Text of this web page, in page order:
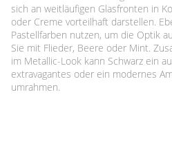
sich an weitläufigen Glasfronten in
oder Creme vorteilhaft darstellen.
Pastellfarben nutzen, um die Optik
Sie mit Flieder, Beere oder Mint.
im Metallic-Look kann Schwarz ein
extravagantes oder ein modernes
umrahmen.